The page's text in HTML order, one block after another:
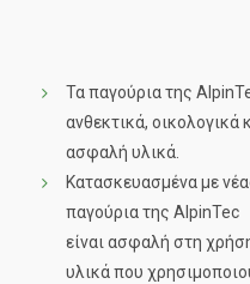
Τα παγούρια της
ανθεκτικά, οικολογικά
ασφαλή υλικά.
Κατασκευασμένα με
παγούρια της AlpinTec
είναι ασφαλή στη
υλικά που